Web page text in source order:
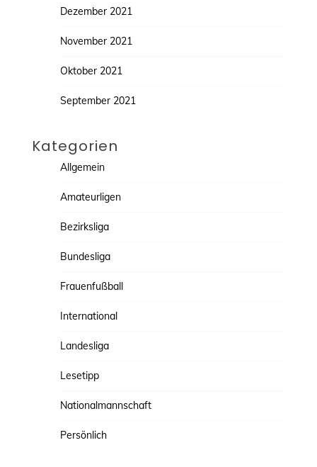
Dezember 2021
November 2021
Oktober 2021
September 2021
Kategorien
Allgemein
Amateurligen
Bezirksliga
Bundesliga
Frauenfußball
International
Landesliga
Lesetipp
Nationalmannschaft
Persönlich